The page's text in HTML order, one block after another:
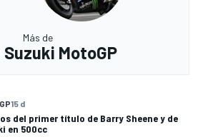
Más de
Suzuki MotoGP
15 d
del primer título de Barry Sheene y de
en 500cc